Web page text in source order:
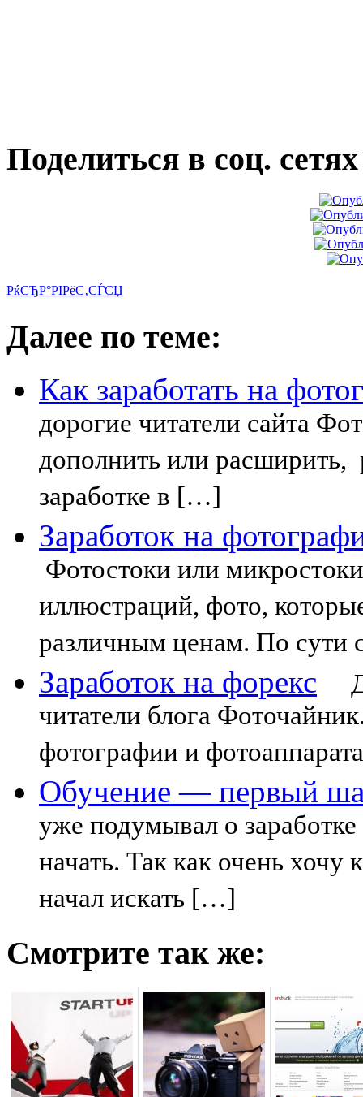
Поделиться в соц. сетях
РќСЂР°РІРёС‚СЃСЏ
Далее по теме:
Как заработать на
дорогие читатели сайта
дополнить или расширить,
заработке в […]
Заработок на
Фотостоки или
иллюстраций, фото,
различным ценам. По
Заработок на форекс
читатели блога
фотографии и
Обучение — первый
уже подумывал о
начать. Так как очень
начал искать […]
Смотрите так же: